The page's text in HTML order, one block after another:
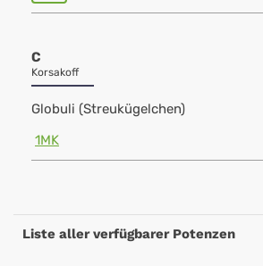
C
Korsakoff
Globuli (Streukügelchen)
1MK
Liste aller verfügbarer Potenzen